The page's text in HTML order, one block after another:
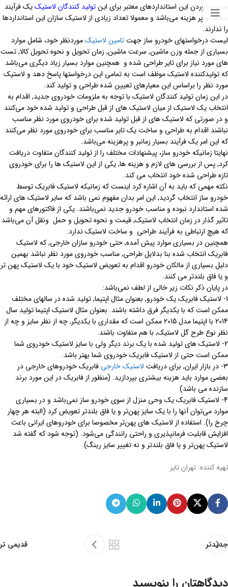
بدست آوردن این استانداردهای معتبر برای اینتولید کنندگان لاستیکیک فرآیند
سخت و پر هزینه می‌باشد و معمولا تعداد زیادی از لاستیک سازان این استانداردها
را ندارند.
لیست درخواستهای خودرو ساز جهتتامین لاستیکمورد‌نظر خود، شامل موارد
بسیاری از جمله وزن ماشین, سرعت ماشین, زمان تحویل و نحوه تحویل کالا, تست
های مورد نیاز برای تایر طراحی شده و همچنین موارد بسیار زیاد دیگری می‌باشد
که تولید‌کننده لاستیک موظف است به تمامی این درخواستها پاسخ دهد و لاستیک
مورد نظر را براساس این معیارهای تعیین شده طراحی و تولید کند.
در این زمانتولید کنندگان لاستیک با توجه به ملزومات خودروی جدید, اقدام به
انتخاب یک لاستیک از میان لاستیک های از قبل طراحی و تولید شده خود می‌کنند
و در صورتی که لاستیک های از قبل تولید شده برای خودروی مورد نظر مناسب
نباشند اقدام به طراحی و ساخت یک تایر مناسب برای خودروی مورد نظر می‌کنند
که این امر یک فرآیند بسیار زمانبر و پرهزینه می‌باشد.
نهایتا زمانیکه خودرو ساز، پیشنهادات مختلف را از تولید کنندگان متفاوت دریافت
کرد, پس از بررسی های لازم و هزینه ها, یکی از این لاستیک ها را برای خودروی
تازه طراحی شده خود انتخاب می کند.
نکته مهمی که باید به آن اشاره کرد اینست که زمانیکه لاستیک فابریک توسط
خودرو ساز انتخاب گردید, این امر بدان مفهوم نمی باشد که سایر لاستیک های ارائه
شده استاندارد نبوده و مناسب خودرو جدید نمی‌باشند. یکی از فاکتورهای مهم و
تاثیر گذار در زمان انتخاب لاستیک, قیمت و نحوه تحویل و حمل ونقل آن می‌باشد
که هیچ ارتباطی به فرآیند طراحی و ساخت لاستیک ندارد.
همچنین در بسیاری موارد پیش آمده, حتی خودرو سازان خارجی, که لاستیک
فابریک انتخاب شده بنا بدلایل طراحی, مناسب خودروی مورد نظر نباشد بهمین
دلیل بسیاری از مالکان خودرو اقدام به تعویض لاستیک خود با یک لاستیک پهن تر
و یا فاق بلند‌تر می کنند.
در پایان ذکر نکات زیر خالی از لطف نمی‌باشد:
1- لاستیک فابریک یک خودرو, بعنوان مثال اپتیما, تولید شده در سالهای مختلف
ممکن است که با یکدیگر فرق داشته باشند. بعنوان مثال لاستیک اپتیما تولید سال
2014 با اپتیما مدل 2015 ممکن است که مقداری با یکدیگر, چه از نظر سایز و چه از
نظر نوع طرح گل لاستیک, با هم متفاوت باشند.
2- لاستیک های تولید شده با یک برند دیگر ولی با سایز لاستیک خودروی شما
ممکن است حتی از لاستیک فابریک خودروی شما بهتر باشد.
3- در بازار ایران, برای دریافت
لاستیک خارجی فابریک خودروهای خارجی در
بعضی موارد باید هزینه بیشتری بپردازید. (منظور از فابریک در این مورد برند
سازنده می باشد)
4- لاستیک فابریک یک وحی منزل از سوی خودرو ساز نمی‌باشد و در بسیاری
موارد می‌توان آنها را با یک سایز پهن‌تر و یا فاق بلند‌تر تعویض کرد (البته هر چهار
چرخ را). استفاده از لاستیک های پهن‌تر مخصوصا برای خودروهای ایرانی باعث
افزایش قابلیت فرمانپذیری و راحتی رانندگی می‌شود. (توجه شود که گفته شد
لاستیک پهن‌تر و یا فاق بلند‌تر و نه تغییر سایز رینگ).
تهیه کننده: تهران تایر
جدیدتر قدیمی تر
دیدگاهتان را بنویسید